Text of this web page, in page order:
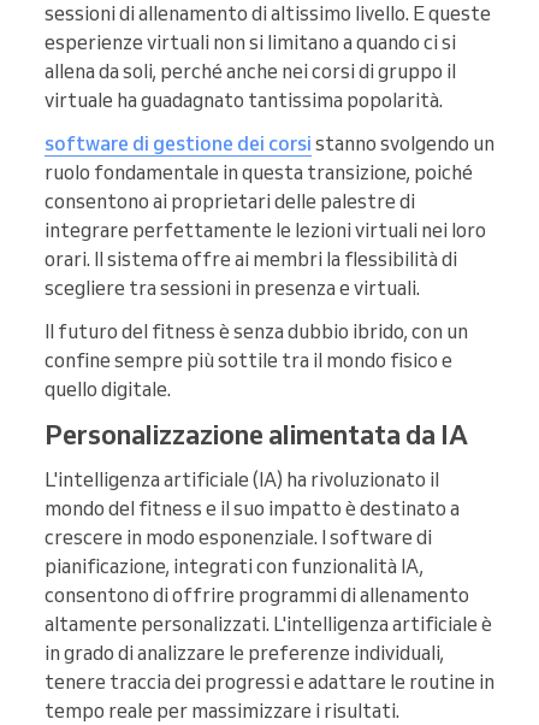
sessioni di allenamento di altissimo livello. E queste
esperienze virtuali non si limitano a quando ci si
allena da soli, perché anche nei corsi di gruppo il
virtuale ha guadagnato tantissima popolarità.
software di gestione dei corsi stanno svolgendo un
ruolo fondamentale in questa transizione, poiché
consentono ai proprietari delle palestre di
integrare perfettamente le lezioni virtuali nei loro
orari. Il sistema offre ai membri la flessibilità di
scegliere tra sessioni in presenza e virtuali.
Il futuro del fitness è senza dubbio ibrido, con un
confine sempre più sottile tra il mondo fisico e
quello digitale.
Personalizzazione alimentata da IA
L'intelligenza artificiale (IA) ha rivoluzionato il
mondo del fitness e il suo impatto è destinato a
crescere in modo esponenziale. I software di
pianificazione, integrati con funzionalità IA,
consentono di offrire programmi di allenamento
altamente personalizzati. L'intelligenza artificiale è
in grado di analizzare le preferenze individuali,
tenere traccia dei progressi e adattare le routine in
tempo reale per massimizzare i risultati.